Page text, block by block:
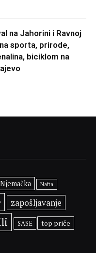
na Jahorini i Ravnoj
sporta, prirode,
biciklom na
Njemačka Nafta
zapošljavanje
SASE top priče